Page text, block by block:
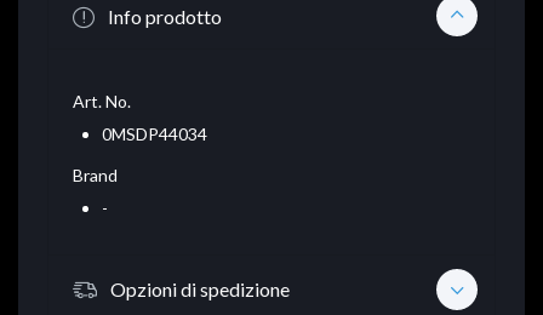
Info prodotto
Art. No.
0MSDP44034
Brand
-
Opzioni di spedizione